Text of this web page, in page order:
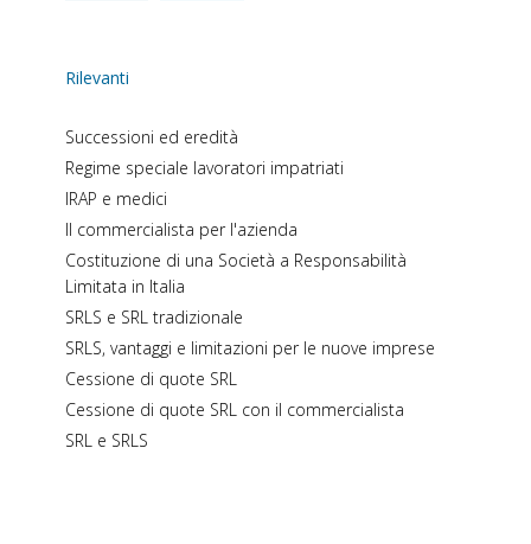
Rilevanti
Successioni ed eredità
Regime speciale lavoratori impatriati
IRAP e medici
Il commercialista per l'azienda
Costituzione di una Società a Responsabilità
Limitata in Italia
SRLS e SRL tradizionale
SRLS, vantaggi e limitazioni per le nuove imprese
Cessione di quote SRL
Cessione di quote SRL con il commercialista
SRL e SRLS